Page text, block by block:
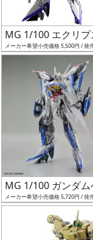
フ
リ
グ
レ
MG 1/100 エクリ
メーカー希望小売価格 5,500円 / 発
MG 1/100 ガンダ
メーカー希望小売価格 5,720円 / 発